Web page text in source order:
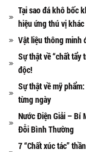
Tại sao đá khô bốc
hiệu ứng thú vị khác
Vật liệu thông minh
Sự thật về “chất tẩy
độc!
Sự thật về mỹ
từng ngày
Nước Điện Giải – Bí
Đỗi Bình Thường
7 “Chất xúc tác”